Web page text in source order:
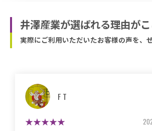
井澤産業が選ばれる理由がこ
実際にご利用いただいたお客様の声を、
マサコ